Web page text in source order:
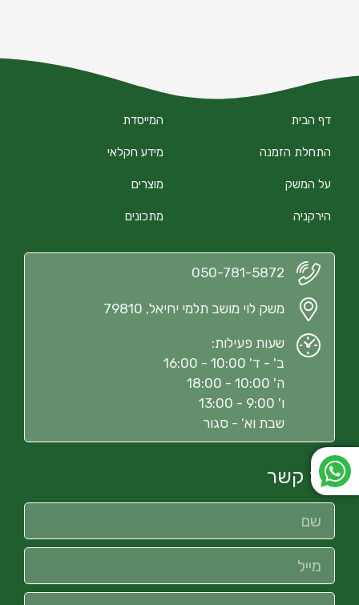
דף הבית
התחלת הזמנה
על המשק
הירקניה
המייסדת
מידע חקלאי
מוצרים
מתכונים
050-781-5872
משק לוי מושב תלמי יחיאל, 79810
שעות פעילות:
ב' - ד' 10:00 - 16:00
ה' 10:00 - 18:00
ו' 9:00 - 13:00
שבת וא' - סגור
צור קשר